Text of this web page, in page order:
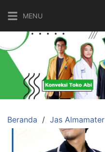
ke
konten
MENU
Beranda Jas Almamater